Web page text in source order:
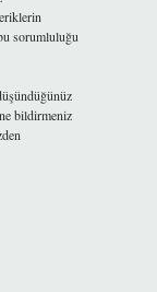
sorumluluğu
bildirmeniz